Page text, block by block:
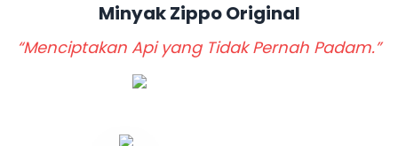
Minyak ZippoOriginal
“Menciptakan Api yang Tidak Pernah Padam.”